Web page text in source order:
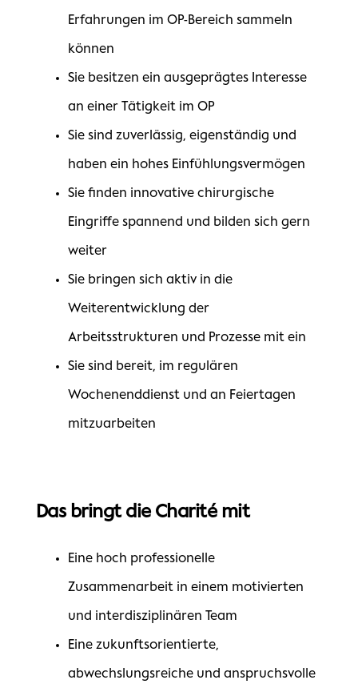
Erfahrungen im OP-Bereich sammeln
können
Sie besitzen ein ausgeprägtes Interesse
an einer Tätigkeit im OP
Sie sind zuverlässig, eigenständig und
haben ein hohes Einfühlungsvermögen
Sie finden innovative chirurgische
Eingriffe spannend und bilden sich gern
weiter
Sie bringen sich aktiv in die
Weiterentwicklung der
Arbeitsstrukturen und Prozesse mit ein
Sie sind bereit, im regulären
Wochenenddienst und an Feiertagen
mitzuarbeiten
Das bringt die Charité mit
Eine hoch professionelle
Zusammenarbeit in einem motivierten
und interdisziplinären Team
Eine zukunftsorientierte,
abwechslungsreiche und anspruchsvolle